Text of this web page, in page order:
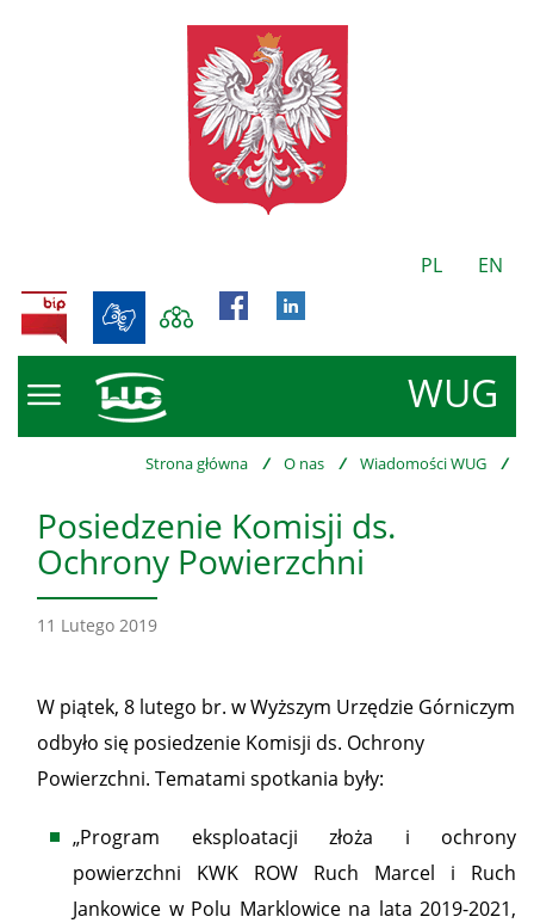
PL EN
WUG
BIP
Strona główna / O nas / Wiadomości WUG /
Posiedzenie Komisji ds.
Ochrony Powierzchni
11 Lutego 2019
W piątek, 8 lutego br. w Wyższym Urzędzie Górniczym
odbyło się posiedzenie Komisji ds. Ochrony
Powierzchni. Tematami spotkania były:
„Program eksploatacji złoża i ochrony
powierzchni KWK ROW Ruch Marcel i Ruch
Jankowice w Polu Marklowice na lata 2019-2021,